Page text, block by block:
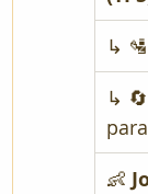
↳
↳
👶